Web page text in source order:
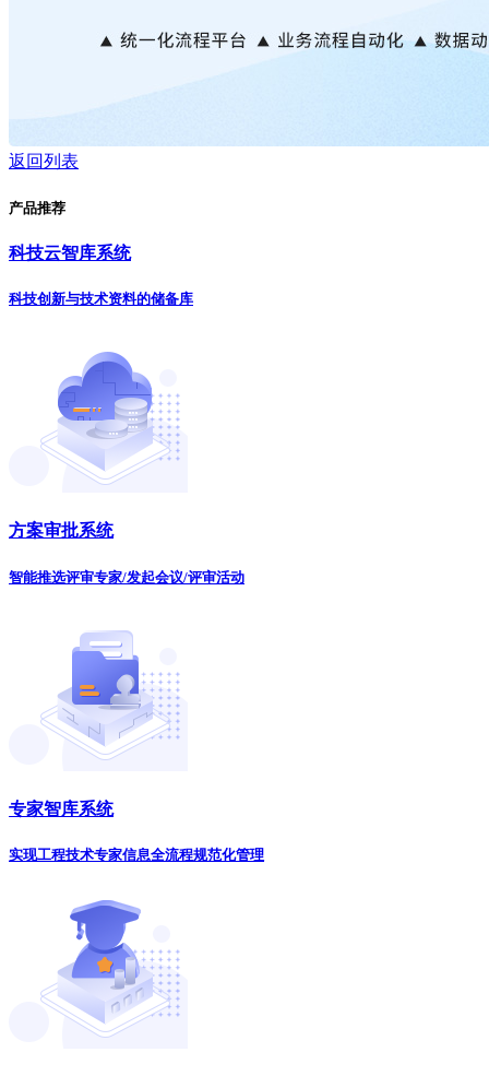
返回列表
产品推荐
科技云智库系统
科技创新与技术资料的储备库
方案审批系统
智能推选评审专家/发起会议/评审活动
专家智库系统
实现工程技术专家信息全流程规范化管理